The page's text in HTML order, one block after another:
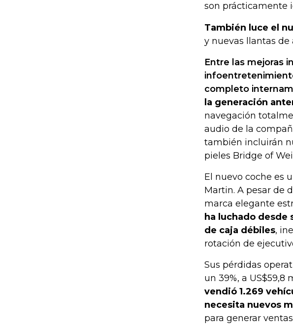
son prácticamente
También luce el
y nuevas llantas de
Entre las mejoras
completo
la generación
navegación
audio de la
también incluirán
pieles Bridge of
El nuevo coche es
Martin. A pesar de
marca elegante
ha luchado desde
de caja débiles,
rotación de
Sus pérdidas
un 39%, a US$59,8
vendió 1.269
necesita nuevos
para generar